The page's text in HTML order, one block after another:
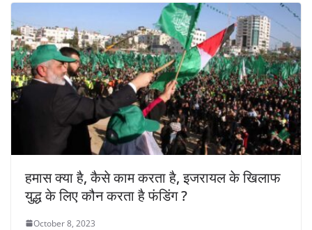
हमास क्या है, कैसे काम करता है, इजरायल के खिलाफ
युद्ध के लिए कौन करता है फंडिंग ?
October 8, 2023